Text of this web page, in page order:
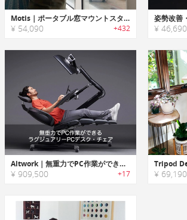
Motis｜ポータブル窓マウントスタンディングデスク＆ノートPCスタンド「モーティス」
¥ 54,090 +432 ¥ 46,690
Altwork｜無重力でPC作業ができるラグジュアリーPCデスク・チェア
¥ 909,500 +17 ¥ 69,190